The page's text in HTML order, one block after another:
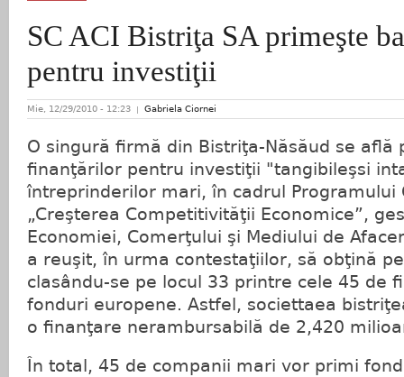
SC ACI Bistriţa SA primeşte
pentru investiţii
Mie, 12/29/2010 - 12:23 Gabriela Ciornei
O singură firmă din Bistriţa-Năsăud se află
finanţărilor pentru investiţii "tangibileşsi
întreprinderilor mari, în cadrul Programului
„Creşterea Competitivităţii Economice”,
Economiei, Comerţului şi Mediului de
a reuşit, în urma contestaţiilor, să obţină
clasându-se pe locul 33 printre cele 45 de
fonduri europene. Astfel, societtaea
o finanţare nerambursabilă de 2,420
În total, 45 de companii mari vor primi